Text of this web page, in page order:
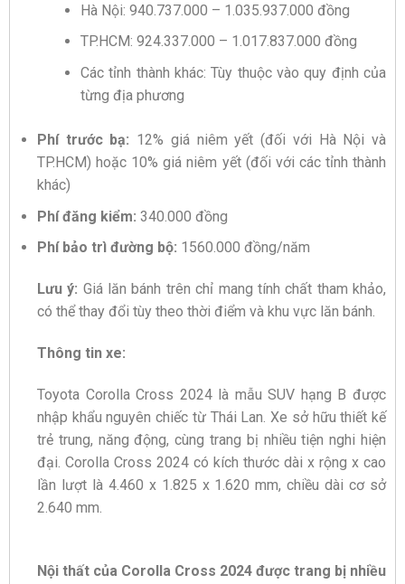
Hà Nội: 940.737.000 – 1.035.937.000 đồng
TP.HCM: 924.337.000 – 1.017.837.000 đồng
Các tỉnh thành khác: Tùy thuộc vào quy định của
từng địa phương
Phí trước bạ: 12% giá niêm yết (đối với Hà Nội và
TP.HCM) hoặc 10% giá niêm yết (đối với các tỉnh thành
khác)
Phí đăng kiểm: 340.000 đồng
Phí bảo trì đường bộ: 1560.000 đồng/năm
Lưu ý: Giá lăn bánh trên chỉ mang tính chất tham khảo,
có thể thay đổi tùy theo thời điểm và khu vực lăn bánh.
Thông tin xe:
Toyota Corolla Cross 2024 là mẫu SUV hạng B được
nhập khẩu nguyên chiếc từ Thái Lan. Xe sở hữu thiết kế
trẻ trung, năng động, cùng trang bị nhiều tiện nghi hiện
đại. Corolla Cross 2024 có kích thước dài x rộng x cao
lần lượt là 4.460 x 1.825 x 1.620 mm, chiều dài cơ sở
2.640 mm.
Nội thất của Corolla Cross 2024 được trang bị nhiều